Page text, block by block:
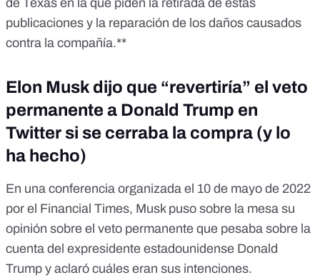
publicaciones y la reparación de los daños causados
contra la compañía.**
Elon Musk dijo que “revertiría” el veto
permanente a Donald Trump en
Twitter si se cerraba la compra (y lo
ha hecho)
En una conferencia organizada el 10 de mayo de 2022
por el Financial Times, Musk puso sobre la mesa su
opinión sobre el veto permanente que pesaba sobre la
cuenta del expresidente estadounidense Donald
Trump y aclaró cuáles eran sus intenciones.